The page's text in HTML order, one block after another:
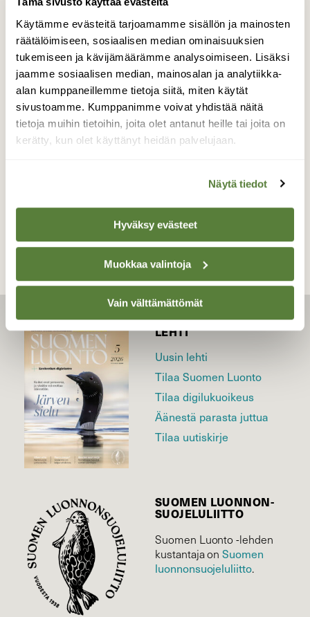
Käytämme evästeitä tarjoamamme sisällön ja mainosten
räätälöimiseen, sosiaalisen median ominaisuuksien
tukemiseen ja kävijämäärämme analysoimiseen. Lisäksi
jaamme sosiaalisen median, mainosalan ja analytiikka-
alan kumppaneillemme tietoja siitä, miten käytät
sivustoamme. Kumppanimme voivat yhdistää näitä
tietoja muihin tietoihin, joita olet antanut heille tai joita on
kerätty, kun olet käyttänyt heidän palvelujaan.
Näytä tiedot
Hyväksy evästeet
Muokkaa valintoja
Vain välttämättömät
Isokuovi
Isokuovilla on komea nokka. Tämä yksilö
tepasteli Puntarikosken pelloilla aurinkoisena
perjantai iltapäivänä.
Valokuvaaja: Jaana Saarelainen, Puntarikoski,
Joensuu 21.4.2023
LEHTI
Uusin lehti
Tilaa Suomen Luonto
Tilaa digilukuoikeus
Äänestä parasta juttua
Tilaa uutiskirje
SUOMEN LUONNON­
SUOJELU­LIITTO
Suomen Luonto -lehden
kustantaja onSuomen
luonnonsuojelu­liitto.